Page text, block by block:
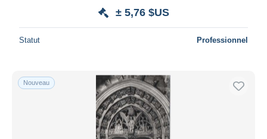
± 5,76 $US
Statut Professionnel
Nouveau